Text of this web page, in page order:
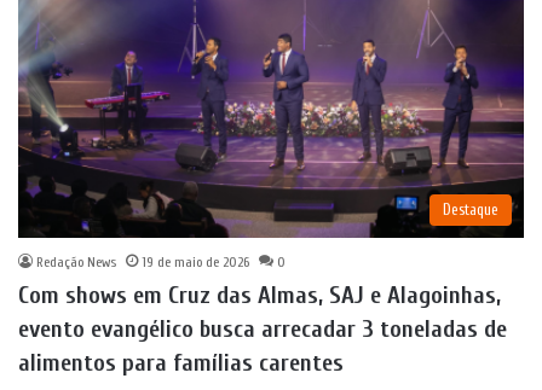
Destaque
Redação News 19 de maio de 2026 0
Com shows em Cruz das Almas, SAJ e Alagoinhas,
evento evangélico busca arrecadar 3 toneladas de
alimentos para famílias carentes